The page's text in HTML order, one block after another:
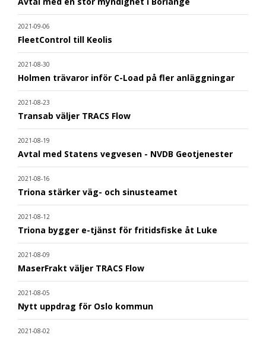
2021-09-06
FleetControl till Keolis
2021-08-30
Holmen trävaror inför C-Load på fler anläggningar
2021-08-23
Transab väljer TRACS Flow
2021-08-19
Avtal med Statens vegvesen - NVDB Geotjenester
2021-08-16
Triona stärker väg- och sinusteamet
2021-08-12
Triona bygger e-tjänst för fritidsfiske åt Luke
2021-08-09
MaserFrakt väljer TRACS Flow
2021-08-05
Nytt uppdrag för Oslo kommun
2021-08-02